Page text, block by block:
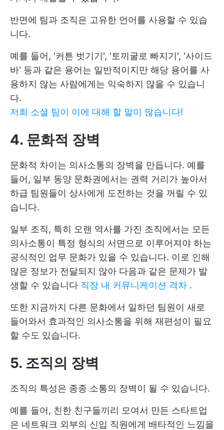
반면에 팀과 조직은 고유한 언어를 사용할 수 있습
니다.
예를 들어, '커튼 벗기기', '토끼굴로 빠지기', '사이드
바' 등과 같은 용어는 일반적이지만 해당 용어를 사
용하지 않는 사람에게는 익숙하지 않을 수 있습니
다.
저희 소셜 팀이 이에 대해 할 말이 많습니다!
4. 문화적 장벽
문화적 차이는 의사소통의 장벽을 만듭니다. 예를
들어, 일부 동양 문화권에서는 권력 거리가 높아서
하급 팀원들이 상사에게 도전하는 것을 꺼릴 수 있
습니다.
일부 조직, 특히 오랜 역사를 가진 조직에서는 모든
의사소통이 특정 형식의 서면으로 이루어져야 하는
공식적인 업무 문화가 있을 수 있습니다. 이로 인해
많은 정보가 전달되지 않아 다음과 같은 문제가 발
생할 수 있습니다 직장 내 커뮤니케이션 격차 .
또한 지금까지 다른 문화에서 일하던 팀원이 새로
들어와서 효과적인 의사소통을 위해 재편성이 필요
할 수도 있습니다.
5. 조직의 장벽
조직의 특성은 종종 소통의 장벽이 될 수 있습니다.
예를 들어, 친한 친구들끼리 모여서 만든 스타트업
은 네트워크 외부의 신입 직원에게 배타적인 느낌을